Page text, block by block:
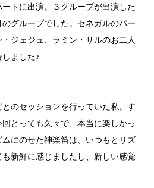
トに出演。３グループが出演した
グループでした。セネガルのパー
ジェジュ、ラミン・サルのお二人
ました♪
のセッションを行っていた私。す
とっても久々で、本当に楽しかっ
にのせた神楽笛は、いつもとリズ
新鮮に感じましたし、新しい感覚